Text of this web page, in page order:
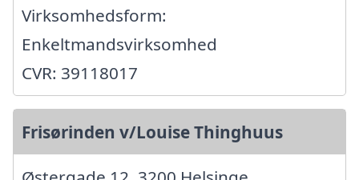
Virksomhedsform:
Enkeltmandsvirksomhed
CVR: 39118017
Frisørinden v/Louise Thinghuus